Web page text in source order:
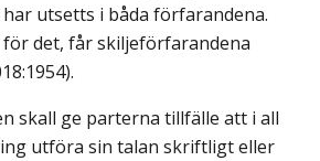
utsetts i båda förfarandena.
för det, får skiljeförfarandena
.
skall ge parterna tillfälle att i all
utföra sin talan skriftligt eller